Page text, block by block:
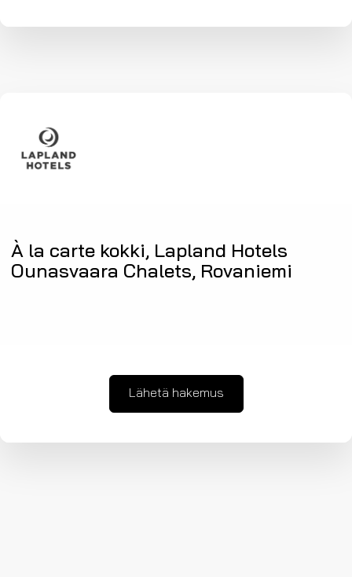
À la carte kokki, Lapland Hotels
Ounasvaara Chalets, Rovaniemi